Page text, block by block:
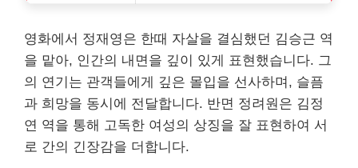
영화에서 정재영은 한때 자살을 결심했던 김승근 역
을 맡아, 인간의 내면을 깊이 있게 표현했습니다. 그
의 연기는 관객들에게 깊은 몰입을 선사하며, 슬픔
과 희망을 동시에 전달합니다. 반면 정려원은 김정
연 역을 통해 고독한 여성의 상징을 잘 표현하여 서
로 간의 긴장감을 더합니다.